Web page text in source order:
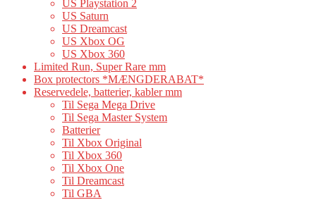
US Playstation 2
US Saturn
US Dreamcast
US Xbox OG
US Xbox 360
Limited Run, Super Rare mm
Box protectors *MÆNGDERABAT*
Reservedele, batterier, kabler mm
Til Sega Mega Drive
Til Sega Master System
Batterier
Til Xbox Original
Til Xbox 360
Til Xbox One
Til Dreamcast
Til GBA